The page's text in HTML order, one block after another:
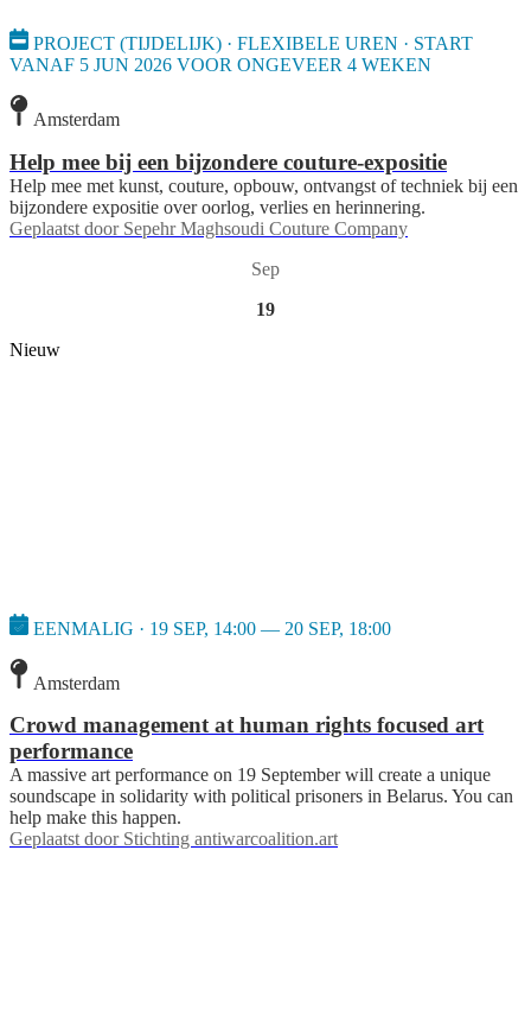
PROJECT (TIJDELIJK) · FLEXIBELE UREN · START
VANAF 5 JUN 2026 VOOR ONGEVEER 4 WEKEN
Amsterdam
Help mee bij een bijzondere couture-expositie
Help mee met kunst, couture, opbouw, ontvangst of techniek bij een
bijzondere expositie over oorlog, verlies en herinnering.
Geplaatst door Sepehr Maghsoudi Couture Company
Sep
19
Nieuw
EENMALIG · 19 SEP, 14:00 — 20 SEP, 18:00
Amsterdam
Crowd management at human rights focused art
performance
A massive art performance on 19 September will create a unique
soundscape in solidarity with political prisoners in Belarus. You can
help make this happen.
Geplaatst door Stichting antiwarcoalition.art